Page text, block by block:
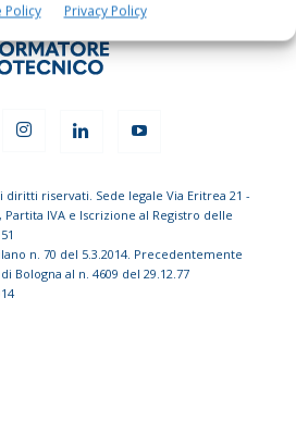
Policy Privacy Policy
riservati. Sede legale Via Eritrea 21 -
IVA e Iscrizione al Registro delle
n. 70 del 5.3.2014. Precedentemente
Bologna al n. 4609 del 29.12.77